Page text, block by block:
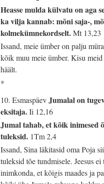
Heasse mulda külvatu on aga
ka vilja kannab: mõni saja-,
kolmekümnekordselt.Mt 13,23
Issand, meie ümber on palju
kõik muu meie ümber. Kisu
häält.
*
10. EsmaspäevJumalal on
eksitaja.Ii 12,16
Jumal tahab, et kõik inimesed
tuleksid. 1Tm 2,4
Issand, Sina läkitasid oma Poja
tuleksid tõe tundmisele. Jeesus
inimkonda, et kõigis maades ja